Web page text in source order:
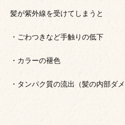
髪が紫外線を受けてしまうと
・ごわつきなど手触りの低下
・カラーの褪色
・タンパク質の流出（髪の内部ダメ